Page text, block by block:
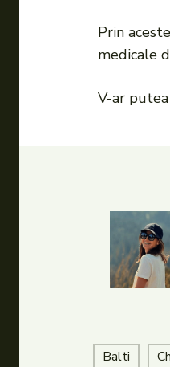
Prin
medicale
V-ar
Balti